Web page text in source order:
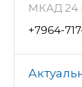
МКАД 24
+7964-